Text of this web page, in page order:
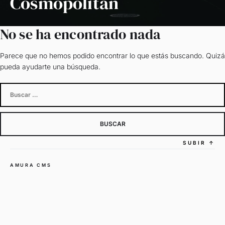
No se ha encontrado nada
Parece que no hemos podido encontrar lo que estás buscando. Quizá
pueda ayudarte una búsqueda.
SUBIR ↑
AMURA CMS